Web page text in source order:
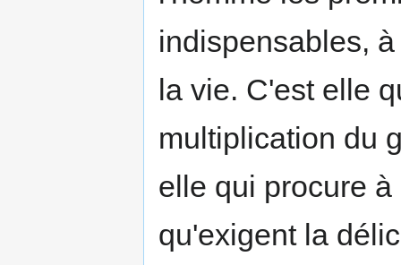
indispensables,
la vie. C'est elle
multiplication du
elle qui procure
qu'exigent la